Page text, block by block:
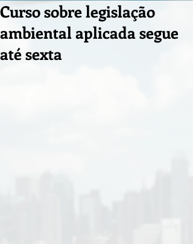
Curso sobre legislação
ambiental aplicada segue
até sexta